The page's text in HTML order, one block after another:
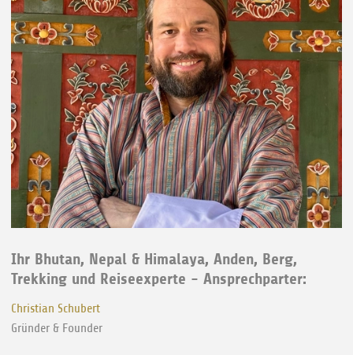
Ihr Bhutan, Nepal & Himalaya, Anden, Berg,
Trekking und Reiseexperte - Ansprechparter:
Christian Schubert
Gründer & Founder